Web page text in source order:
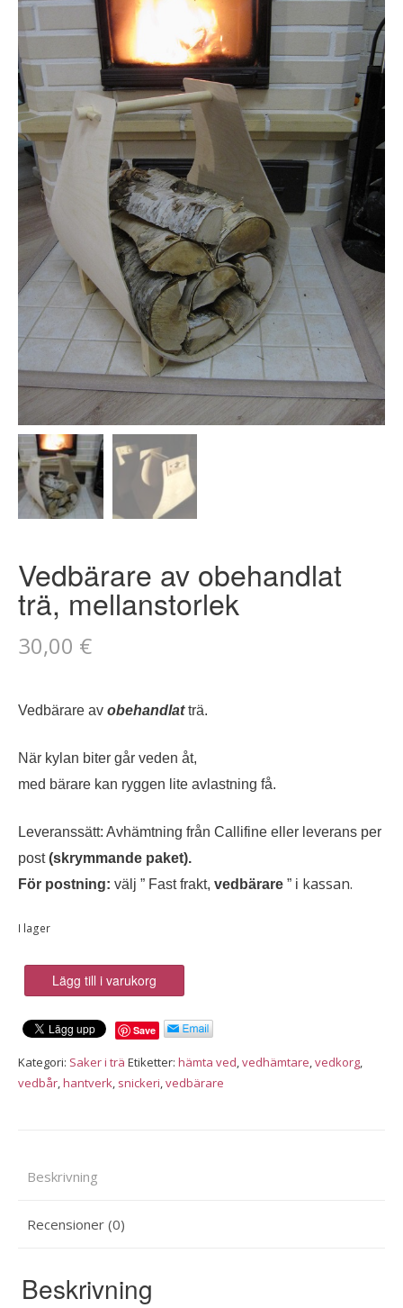
Vedbärare av obehandlat
trä, mellanstorlek
30,00 €
Vedbärare av obehandlatträ.
När kylan biter går veden åt,
med bärare kan ryggen lite avlastning få.
Leveranssätt: Avhämtning från Callifine eller leverans per
post(skrymmande paket).
För postning: välj ” Fast frakt, vedbärare ” i kassan.
I lager
Vedbärare
av
trä,
mellanstorlek
mängd
Lägg till i varukorg
Save
Kategori: Saker i trä Etiketter: hämta ved,vedhämtare,vedkorg,
vedbår,hantverk, snickeri,vedbärare
Beskrivning
Recensioner (0)
Beskrivning